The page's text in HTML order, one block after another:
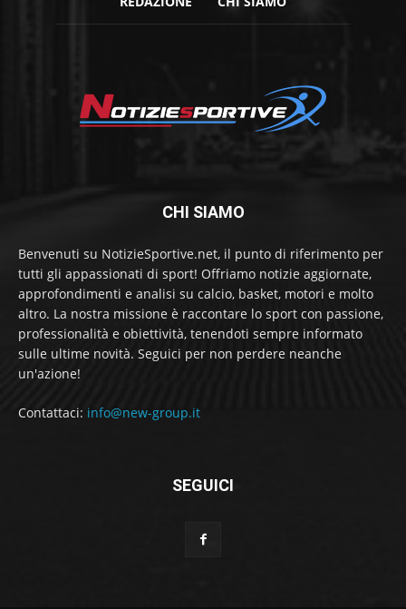
CHI SIAMO
Benvenuti su NotizieSportive.net, il punto di riferimento per
tutti gli appassionati di sport! Offriamo notizie aggiornate,
approfondimenti e analisi su calcio, basket, motori e molto
altro. La nostra missione è raccontare lo sport con passione,
professionalità e obiettività, tenendoti sempre informato
sulle ultime novità. Seguici per non perdere neanche
un'azione!
Contattaci: info@new-group.it
SEGUICI